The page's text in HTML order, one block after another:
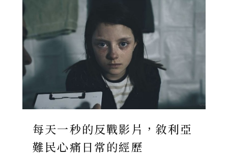
每天一秒的反戰影片，敘利亞
難民心痛日常的經歷